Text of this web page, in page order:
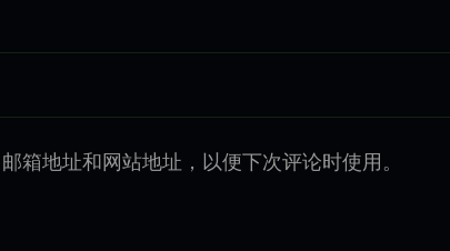
箱地址和网站地址，以便下次评论时使用。